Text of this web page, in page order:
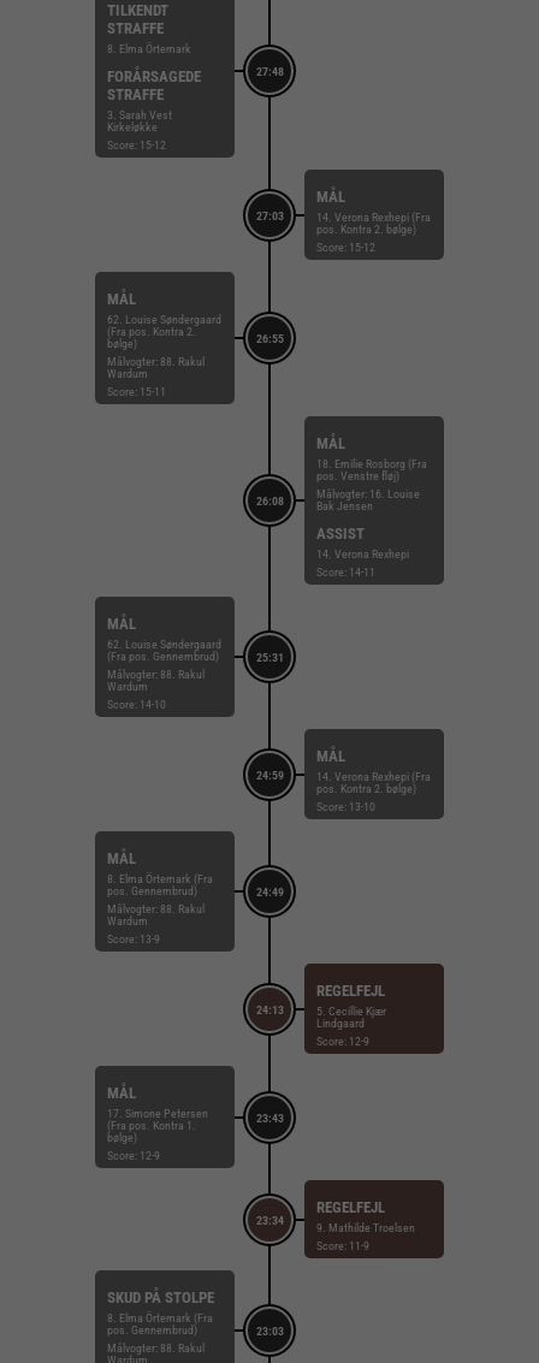
27:48
TILKENDT
STRAFFE
8. Elma Örtemark
FORÅRSAGEDE
STRAFFE
3. Sarah Vest
Kirkeløkke
Score: 15-12
27:03
MÅL
14. Verona Rexhepi (Fra
pos. Kontra 2. bølge)
Score: 15-12
26:55
MÅL
62. Louise Søndergaard
(Fra pos. Kontra 2.
bølge)
Målvogter: 88. Rakul
Wardum
Score: 15-11
26:08
MÅL
18. Emilie Rosborg (Fra
pos. Venstre fløj)
Målvogter: 16. Louise
Bak Jensen
ASSIST
14. Verona Rexhepi
Score: 14-11
25:31
MÅL
62. Louise Søndergaard
(Fra pos. Gennembrud)
Målvogter: 88. Rakul
Wardum
Score: 14-10
24:59
MÅL
14. Verona Rexhepi (Fra
pos. Kontra 2. bølge)
Score: 13-10
24:49
MÅL
8. Elma Örtemark (Fra
pos. Gennembrud)
Målvogter: 88. Rakul
Wardum
Score: 13-9
24:13
REGELFEJL
5. Cecillie Kjær
Lindgaard
Score: 12-9
23:43
MÅL
17. Simone Petersen
(Fra pos. Kontra 1.
bølge)
Score: 12-9
23:34
REGELFEJL
9. Mathilde Troelsen
Score: 11-9
23:03
SKUD PÅ STOLPE
8. Elma Örtemark (Fra
pos. Gennembrud)
Målvogter: 88. Rakul